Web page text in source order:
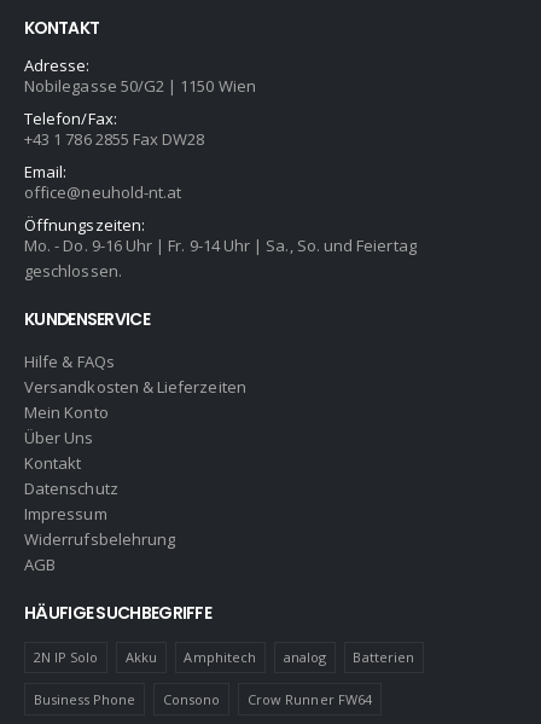
KONTAKT
Adresse:
Nobilegasse 50/G2 | 1150 Wien
Telefon/Fax:
+43 1 786 2855 Fax DW28
Email:
office@neuhold-nt.at
Öffnungszeiten:
Mo. - Do. 9-16 Uhr | Fr. 9-14 Uhr | Sa., So. und Feiertag
geschlossen.
KUNDENSERVICE
Hilfe & FAQs
Versandkosten & Lieferzeiten
Mein Konto
Über Uns
Kontakt
Datenschutz
Impressum
Widerrufsbelehrung
AGB
HÄUFIGE SUCHBEGRIFFE
2N IP Solo Akku Amphitech analog Batterien
Business Phone Consono Crow Runner FW64